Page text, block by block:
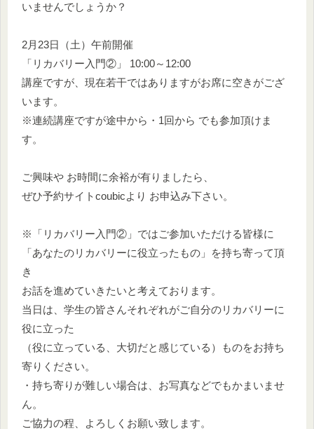
いませんでしょうか？
2月23日（土）午前開催
「リカバリー入門②」 10:00～12:00
講座ですが、現在若干ではありますがお席に空きがござ
います。
※連続講座ですが途中から・1回から でも参加頂けま
す。
ご興味や お時間に余裕が有りましたら、
ぜひ予約サイトcoubicより お申込み下さい。
※「リカバリー入門②」ではご参加いただける皆様に
「あなたのリカバリーに役立ったもの」を持ち寄って頂
き
お話を進めていきたいと考えております。
当日は、学生の皆さんそれぞれがご自分のリカバリーに
役に立った
（役に立っている、大切だと感じている）ものをお持ち
寄りください。
・持ち寄りが難しい場合は、お写真などでもかまいませ
ん。
ご協力の程、よろしくお願い致します。